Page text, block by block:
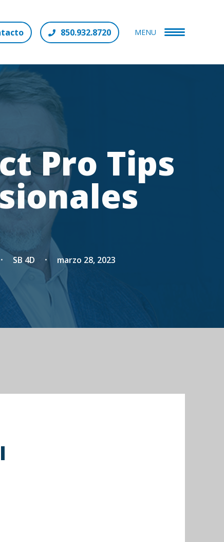
850.932.8720 MENU
Pro Tips
SB 4D marzo 28, 2023